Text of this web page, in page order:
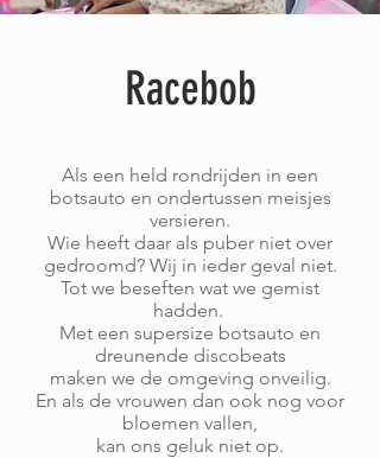
Racebob
Als een held rondrijden in een
botsauto en ondertussen meisjes
versieren.
Wie heeft daar als puber niet over
gedroomd? Wij in ieder geval niet.
Tot we beseften wat we gemist
hadden.
Met een supersize botsauto en
dreunende discobeats
maken we de omgeving onveilig.
En als de vrouwen dan ook nog voor
bloemen vallen,
kan ons geluk niet op.